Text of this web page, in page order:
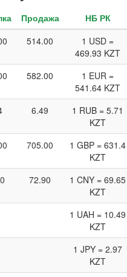
Продажа
НБ РК
514.00
1 USD =
469.93 KZT
582.00
1 EUR =
541.64 KZT
6.49
1 RUB = 5.71
KZT
705.00
1 GBP = 631.4
KZT
72.90
1 CNY = 69.65
KZT
1 UAH = 10.49
KZT
1 JPY = 2.97
KZT